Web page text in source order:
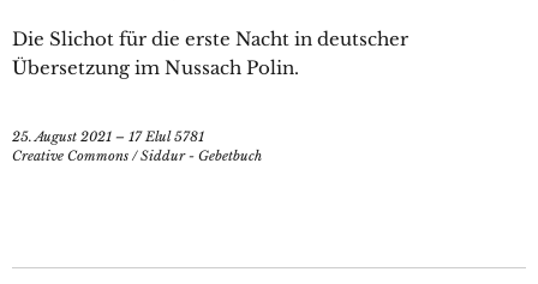
Die Slichot für die erste Nacht in deutscher
Übersetzung im Nussach Polin.
25. August 2021 – 17 Elul 5781
Creative Commons /Siddur - Gebetbuch